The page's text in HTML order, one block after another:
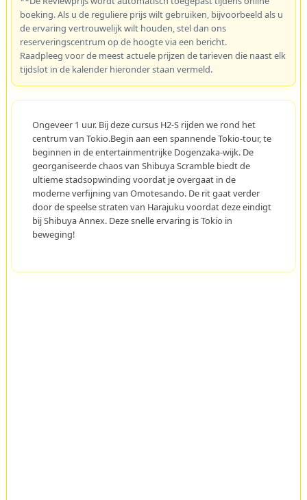
boeking. Als u de reguliere prijs wilt gebruiken, bijvoorbeeld als u
de ervaring vertrouwelijk wilt houden, stel dan ons
reserveringscentrum op de hoogte via een bericht.
Raadpleeg voor de meest actuele prijzen de tarieven die naast elk
tijdslot in de kalender hieronder staan vermeld.
Ongeveer 1 uur. Bij deze cursus H2-S rijden we rond het
centrum van Tokio.Begin aan een spannende Tokio-tour, te
beginnen in de entertainmentrijke Dogenzaka-wijk. De
georganiseerde chaos van Shibuya Scramble biedt de
ultieme stadsopwinding voordat je overgaat in de
moderne verfijning van Omotesando. De rit gaat verder
door de speelse straten van Harajuku voordat deze eindigt
bij Shibuya Annex. Deze snelle ervaring is Tokio in
beweging!